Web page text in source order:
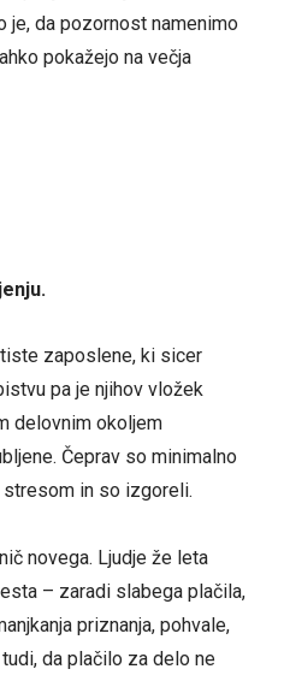
je, da pozornost namenimo
pokažejo na večja
zaposlene, ki sicer
pa je njihov vložek
delovnim okoljem
Čeprav so minimalno
in so izgoreli.
novega. Ljudje že leta
– zaradi slabega plačila,
priznanja, pohvale,
da plačilo za delo ne